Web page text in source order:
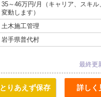
35～46万円/月（キャリア、スキル
変動します）
土木施工管理
岩手県普代村
最終更
とりあえず保存 詳しく